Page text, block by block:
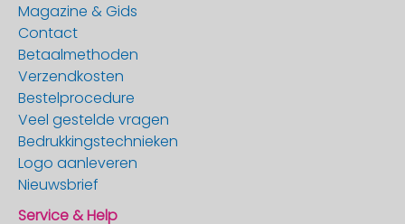
Magazine & Gids
Contact
Betaalmethoden
Verzendkosten
Bestelprocedure
Veel gestelde vragen
Bedrukkingstechnieken
Logo aanleveren
Nieuwsbrief
Service & Help